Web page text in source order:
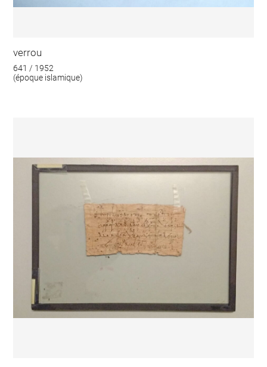
verrou
641 / 1952
(époque islamique)